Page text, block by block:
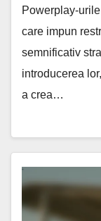
Powerplay-
care impun
semnificativ
introducerea
a crea…